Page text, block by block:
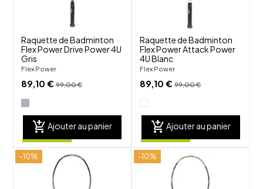
Raquette de Badminton
Flex Power Drive Power 4U
Gris
Flex Power
89,10 €99,00 €
add_shopping_cart Ajouter au panier
Raquette de Badminton
Flex Power Attack Power
4U Blanc
Flex Power
89,10 € 99,00 €
add_shopping_cart Ajouter au panier
-10% -10%